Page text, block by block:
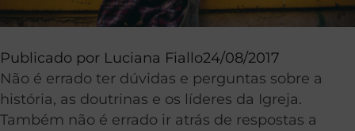
Publicado por Luciana Fiallo24/08/2017
Não é errado ter dúvidas e perguntas sobre a
história, as doutrinas e os líderes da Igreja.
Também não é errado ir atrás de respostas a